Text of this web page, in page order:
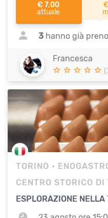
€ 7,00
attuale
3 hanno già
Francesca
TORINO •
CENTRO STORICO DI
ESPLORAZIONE NELLA